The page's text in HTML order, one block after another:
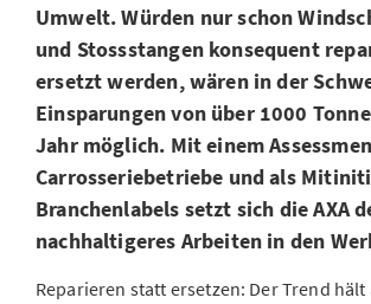
Umwelt. Würden nur schon
und Stossstangen konsequent
ersetzt werden, wären in der
Einsparungen von über 1000
Jahr möglich. Mit einem
Carrosseriebetriebe und als
Branchenlabels setzt sich die AXA
nachhaltigeres Arbeiten in den
Reparieren statt ersetzen: Der Trend